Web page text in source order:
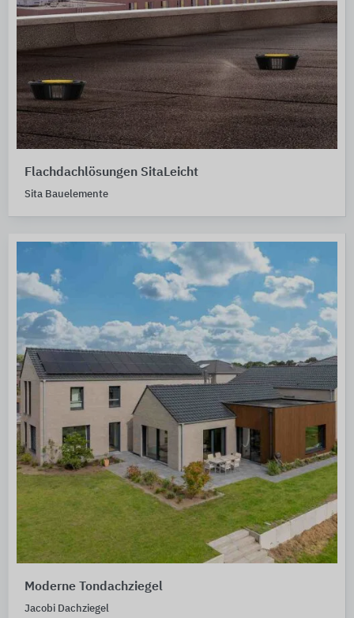
Flachdachlösungen SitaLeicht
Sita Bauelemente
Moderne Tondachziegel
Jacobi Dachziegel